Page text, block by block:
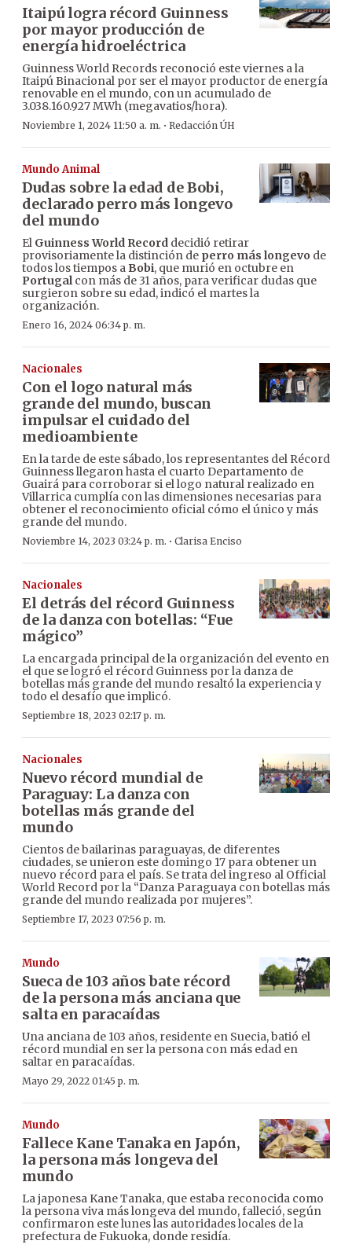
Itaipú logra récord Guinness
por mayor producción de
energía hidroeléctrica
Guinness World Records reconoció este viernes a la
Itaipú Binacional por ser el mayor productor de energía
renovable en el mundo, con un acumulado de
3.038.160.927 MWh (megavatios/hora).
Noviembre 1, 2024 11:50 a. m. · Redacción ÚH
Mundo Animal
Dudas sobre la edad de Bobi,
declarado perro más longevo
del mundo
El Guinness World Record decidió retirar
provisoriamente la distinción de perro más longevo de
todos los tiempos a Bobi, que murió en octubre en
Portugalcon más de 31 años, para verificar dudas que
surgieron sobre su edad, indicó el martes la
organización.
Enero 16, 2024 06:34 p. m.
Nacionales
Con el logo natural más
grande del mundo, buscan
impulsar el cuidado del
medioambiente
En la tarde de este sábado, los representantes del Récord
Guinness llegaron hasta el cuarto Departamento de
Guairá para corroborar si el logo natural realizado en
Villarrica cumplía con las dimensiones necesarias para
obtener el reconocimiento oficial cómo el único y más
grande del mundo.
Noviembre 14, 2023 03:24 p. m. · Clarisa Enciso
Nacionales
El detrás del récord Guinness
de la danza con botellas: “Fue
mágico”
La encargada principal de la organización del evento en
el que se logró el récord Guinness por la danza de
botellas más grande del mundo resaltó la experiencia y
todo el desafío que implicó.
Septiembre 18, 2023 02:17 p. m.
Nacionales
Nuevo récord mundial de
Paraguay: La danza con
botellas más grande del
mundo
Cientos de bailarinas paraguayas, de diferentes
ciudades, se unieron este domingo 17 para obtener un
nuevo récord para el país. Se trata del ingreso al Official
World Record por la “Danza Paraguaya con botellas más
grande del mundo realizada por mujeres”.
Septiembre 17, 2023 07:56 p. m.
Mundo
Sueca de 103 años bate récord
de la persona más anciana que
salta en paracaídas
Una anciana de 103 años, residente en Suecia, batió el
récord mundial en ser la persona con más edad en
saltar en paracaídas.
Mayo 29, 2022 01:45 p. m.
Mundo
Fallece Kane Tanaka en Japón,
la persona más longeva del
mundo
La japonesa Kane Tanaka, que estaba reconocida como
la persona viva más longeva del mundo, falleció, según
confirmaron este lunes las autoridades locales de la
prefectura de Fukuoka, donde residía.